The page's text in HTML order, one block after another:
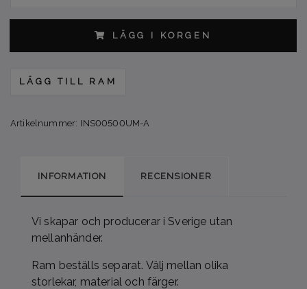
LÄGG I KORGEN
LÄGG TILL RAM
Artikelnummer: INS00500UM-A
INFORMATION RECENSIONER
Vi skapar och producerar i Sverige utan
mellanhänder.
Ram beställs separat. Välj mellan olika
storlekar, material och färger.